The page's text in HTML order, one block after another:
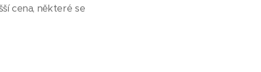
cena, některé se